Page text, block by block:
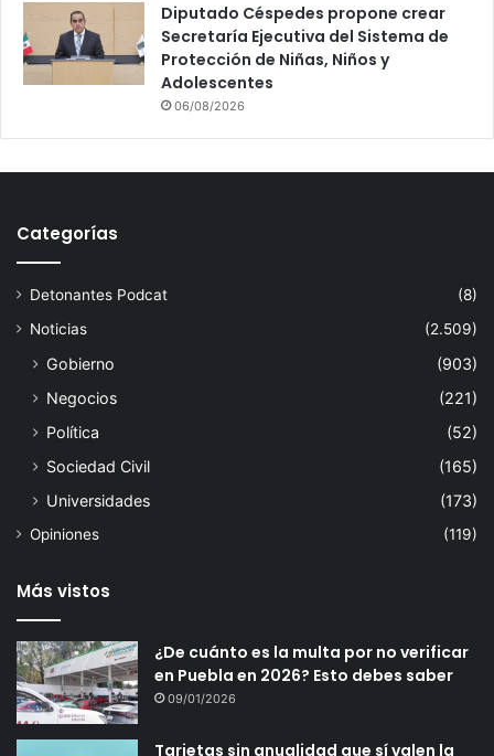
Diputado Céspedes propone crear
Secretaría Ejecutiva del Sistema de
Protección de Niñas, Niños y
Adolescentes
06/08/2026
Categorías
Detonantes Podcat
(8)
Noticias
(2.509)
Gobierno
(903)
Negocios
(221)
Política
(52)
Sociedad Civil
(165)
Universidades
(173)
Opiniones (119)
Más vistos
¿De cuánto es la multa por no verificar
en Puebla en 2026? Esto debes saber
09/01/2026
Tarjetas sin anualidad que sí valen la